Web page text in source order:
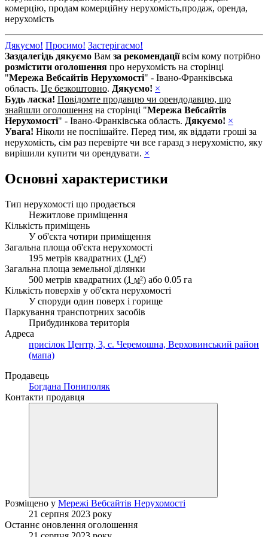
комерцію, продам комерційну нерухомість,продаж, оренда,
нерухомість
Дякуємо! Просимо! Застерігаємо!
Заздалегідь дякуємо Вам за рекомендаціївсім кому потрібно
розмістити оголошення про нерухомість на сторінці
"Мережа Вебсайтів Нерухомості" - Івано-Франківська
область. Це безкоштовно. Дякуємо! ×
Будь ласка! Повідомте продавцю чи орендодавцю, що
знайшли оголошення на сторінці "Мережа Вебсайтів
Нерухомості" - Івано-Франківська область. Дякуємо! ×
Увага! Ніколи не поспішайте. Перед тим, як віддати гроші за
нерухомість, сім раз перевірте чи все гаразд з нерухомістю, яку
вирішили купити чи орендувати. ×
Основні характеристики
Тип нерухомості що продається
Нежитлове приміщення
Кількість приміщень
У об'єкта чотири приміщення
Загальна площа об'єкта нерухомості
195 метрів квадратних (1 м²)
Загальна площа земельної ділянки
500 метрів квадратних (1 м²) або 0.05 га
Кількість поверхів у об'єкта нерухомості
У споруди один поверх і горище
Паркування транспотрних засобів
Прибудинкова територія
Адреса
присілок Центр, 3, с. Черемошна, Верховинський район
(мапа)
Продавець
Богдана Пониполяк
Контакти продавця
Розміщено у Мережі Вебсайтів Нерухомості
21 серпня 2023 року
Останнє оновлення оголошення